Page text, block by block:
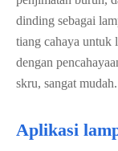
dinding sebagai
tiang cahaya untuk
dengan
skru, sangat mudah.
Aplikasi